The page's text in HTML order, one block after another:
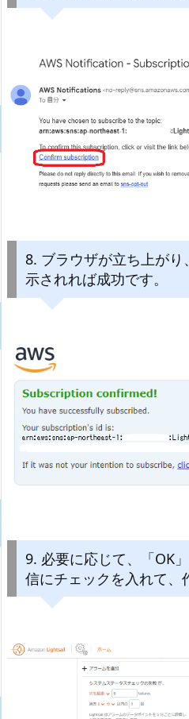
8. ブラウザが立ち上が
示されれば成功です。
9. 必要に応じて、「OK
信にチェックを入れて、